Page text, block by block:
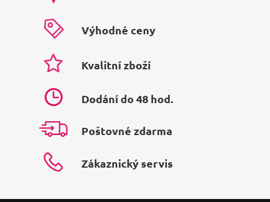
Výhodné ceny
Kvalitní zboží
Dodání do 48 hod.
Poštovné zdarma
Zákaznický servis